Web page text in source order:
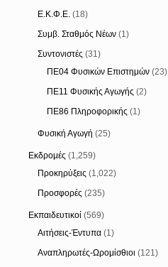
Ε.Κ.Φ.Ε. (18)
Συμβ. Σταθμός Νέων (1)
Συντονιστές (31)
ΠΕ04 Φυσικών Επιστημών (23)
ΠΕ11 Φυσικής Αγωγής (2)
ΠΕ86 Πληροφορικής (1)
Φυσική Αγωγή (25)
Εκδρομές (1,259)
Προκηρύξεις (1,022)
Προσφορές (235)
Εκπαιδευτικοί (569)
Αιτήσεις-Έντυπα (1)
Αναπληρωτές-Ωρομίσθιοι (121)